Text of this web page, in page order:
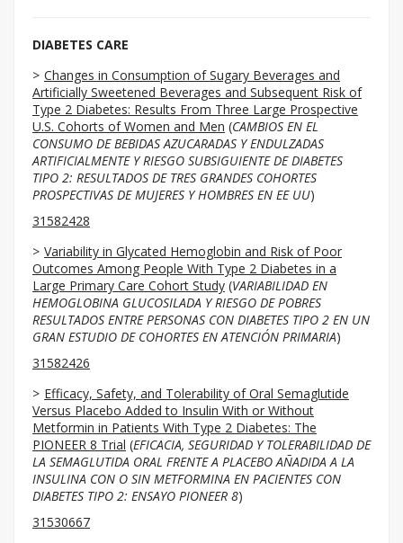
DIABETES CARE
Changes in Consumption of Sugary Beverages and
Artificially Sweetened Beverages and Subsequent Risk of
Type 2 Diabetes: Results From Three Large Prospective
U.S. Cohorts of Women and Men (CAMBIOS EN EL
CONSUMO DE BEBIDAS AZUCARADAS Y ENDULZADAS
ARTIFICIALMENTE Y RIESGO SUBSIGUIENTE DE DIABETES
TIPO 2: RESULTADOS DE TRES GRANDES COHORTES
PROSPECTIVAS DE MUJERES Y HOMBRES EN EE UU)
31582428
Variability in Glycated Hemoglobin and Risk of Poor
Outcomes Among People With Type 2 Diabetes in a
Large Primary Care Cohort Study (VARIABILIDAD EN
HEMOGLOBINA GLUCOSILADA Y RIESGO DE POBRES
RESULTADOS ENTRE PERSONAS CON DIABETES TIPO 2 EN UN
GRAN ESTUDIO DE COHORTES EN ATENCIÓN PRIMARIA)
31582426
Efficacy, Safety, and Tolerability of Oral Semaglutide
Versus Placebo Added to Insulin With or Without
Metformin in Patients With Type 2 Diabetes: The
PIONEER 8 Trial (EFICACIA, SEGURIDAD Y TOLERABILIDAD DE
LA SEMAGLUTIDA ORAL FRENTE A PLACEBO AÑADIDA A LA
INSULINA CON O SIN METFORMINA EN PACIENTES CON
DIABETES TIPO 2: ENSAYO PIONEER 8)
31530667